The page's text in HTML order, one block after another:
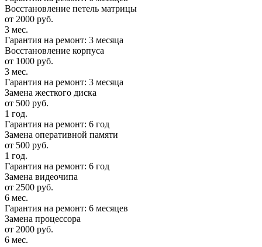
Восстановление петель матрицы
от 2000 руб.
3 мес.
Гарантия на ремонт: 3 месяца
Восстановление корпуса
от 1000 руб.
3 мес.
Гарантия на ремонт: 3 месяца
Замена жесткого диска
от 500 руб.
1 год.
Гарантия на ремонт: 6 год
Замена оперативной памяти
от 500 руб.
1 год.
Гарантия на ремонт: 6 год
Замена видеочипа
от 2500 руб.
6 мес.
Гарантия на ремонт: 6 месяцев
Замена процессора
от 2000 руб.
6 мес.